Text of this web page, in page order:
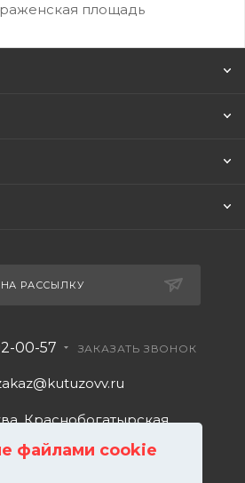
файлами cookie
площадь
РАССЫЛКУ
00-57 ЗАКАЗАТЬ ЗВОНОК
Краснобогатырская